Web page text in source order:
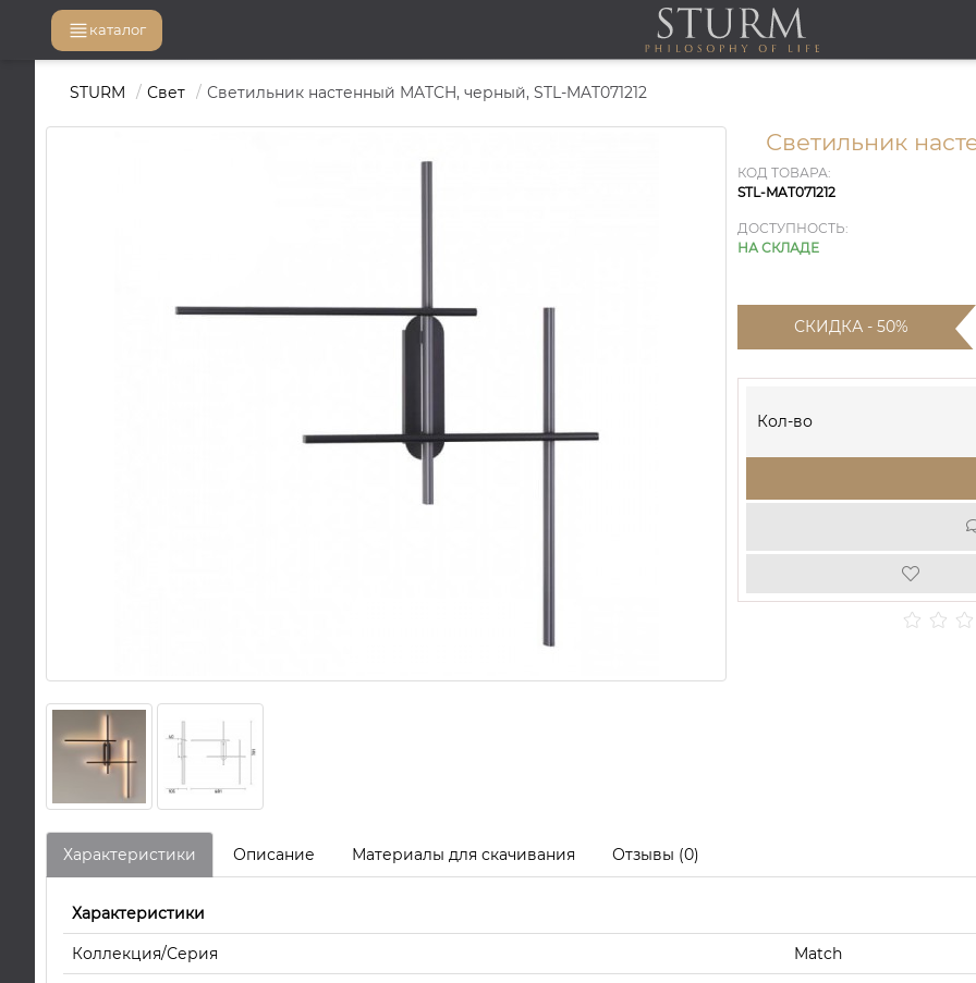
каталог
STURM Свет Светильник настенный MATCH, черный, STL-MAT071212
Светильник
КОД ТОВАРА:
STL-MAT071212
ДОСТУПНОСТЬ:
НА СКЛАДЕ
СКИДКА - 50%
Кол-во
Характеристики Описание Материалы для скачивания Отзывы (0)
Характеристики
Коллекция/Серия Match